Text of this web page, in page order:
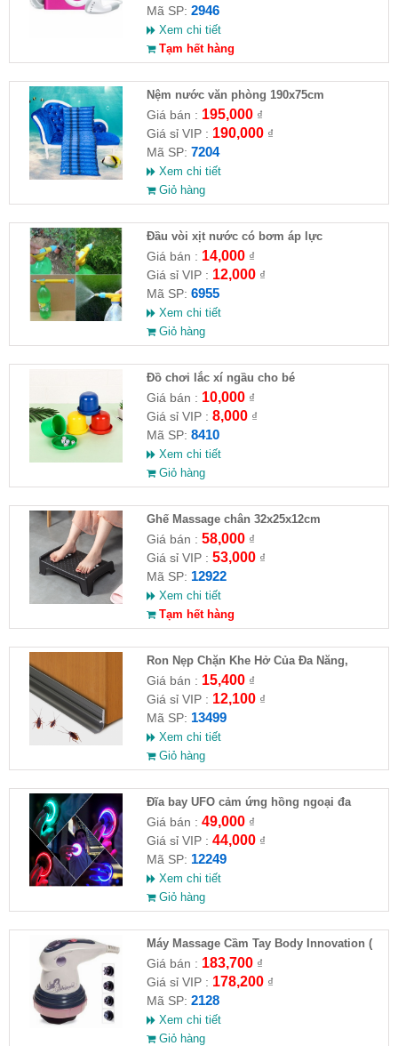
Mã SP: 2946
Xem chi tiết
Tạm hết hàng
Nệm nước văn phòng 190x75cm
Giá bán : 195,000₫
Giá sỉ VIP : 190,000₫
Mã SP: 7204
Xem chi tiết
Giỏ hàng
Đầu vòi xịt nước có bơm áp lực
Giá bán : 14,000₫
Giá sỉ VIP : 12,000₫
Mã SP: 6955
Xem chi tiết
Giỏ hàng
Đồ chơi lắc xí ngầu cho bé
Giá bán : 10,000₫
Giá sỉ VIP : 8,000₫
Mã SP: 8410
Xem chi tiết
Giỏ hàng
Ghế Massage chân 32x25x12cm
Giá bán : 58,000₫
Giá sỉ VIP : 53,000₫
Mã SP: 12922
Xem chi tiết
Tạm hết hàng
Ron Nẹp Chặn Khe Hở Của Đa Năng,
Chống Côn Trùng( HĐ )
Giá bán : 15,400₫
Giá sỉ VIP : 12,100₫
Mã SP: 13499
Xem chi tiết
Giỏ hàng
Đĩa bay UFO cảm ứng hồng ngoại đa
chiều tự động bay về
Giá bán : 49,000₫
Giá sỉ VIP : 44,000₫
Mã SP: 12249
Xem chi tiết
Giỏ hàng
Máy Massage Cầm Tay Body Innovation (
HĐ )
Giá bán : 183,700₫
Giá sỉ VIP : 178,200₫
Mã SP: 2128
Xem chi tiết
Giỏ hàng